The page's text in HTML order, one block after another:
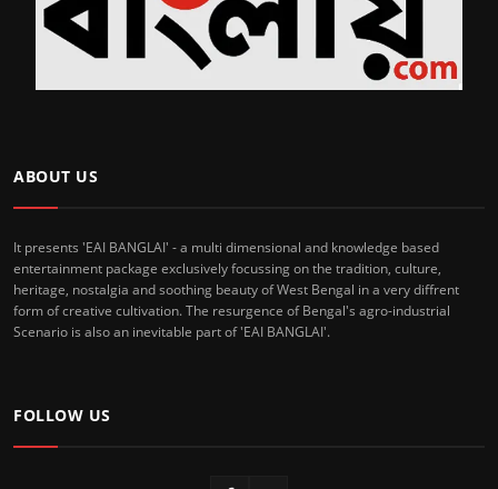
ABOUT US
It presents 'EAI BANGLAI' - a multi dimensional and knowledge based
entertainment package exclusively focussing on the tradition, culture,
heritage, nostalgia and soothing beauty of West Bengal in a very diffrent
form of creative cultivation. The resurgence of Bengal's agro-industrial
Scenario is also an inevitable part of 'EAI BANGLAI'.
FOLLOW US